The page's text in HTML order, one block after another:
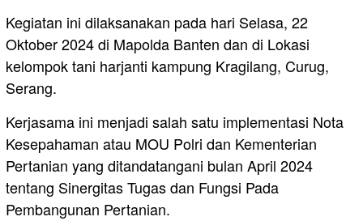
Kegiatan ini dilaksanakan pada hari Selasa, 22
Oktober 2024 di Mapolda Banten dan di Lokasi
kelompok tani harjanti kampung Kragilang, Curug,
Serang.
Kerjasama ini menjadi salah satu implementasi Nota
Kesepahaman atau MOU Polri dan Kementerian
Pertanian yang ditandatangani bulan April 2024
tentang Sinergitas Tugas dan Fungsi Pada
Pembangunan Pertanian.